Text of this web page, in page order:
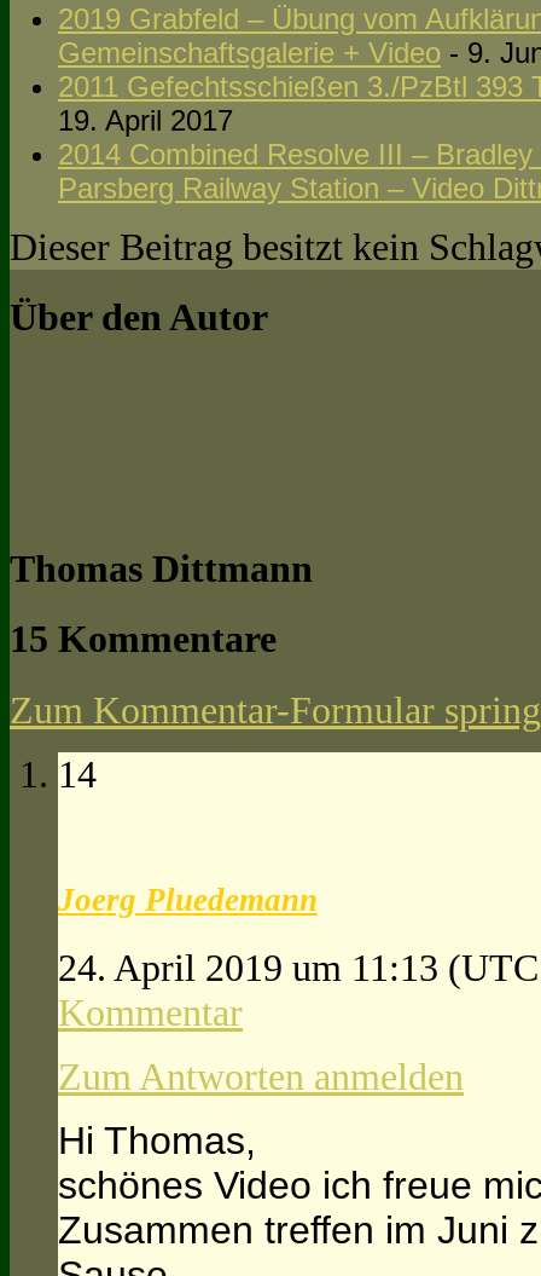
2019 Grabfeld – Übung vom
Gemeinschaftsgalerie + Video - 9.
2011 Gefechtsschießen 3./PzBtl 393
19. April 2017
2014 Combined Resolve III –
Parsberg Railway Station – Video
Dieser Beitrag besitzt kein
Über den Autor
Thomas Dittmann
15 Kommentare
Zum Kommentar-Formular
14
Joerg Pluedemann
24. April 2019 um 11:13
Kommentar
Zum Antworten anmelden
Hi Thomas,
schönes Video ich freue
Zusammen treffen im Juni